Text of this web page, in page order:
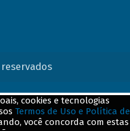
cookies e tecnologias
Termos de Uso e Política de
você concorda com estas